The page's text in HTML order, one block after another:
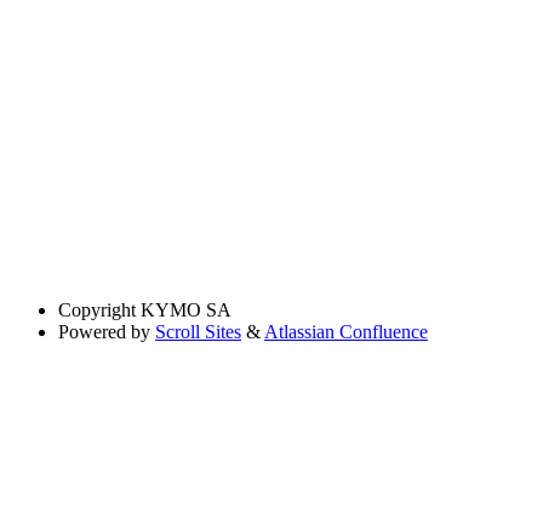
Copyright KYMO SA
Powered by Scroll Sites & Atlassian Confluence